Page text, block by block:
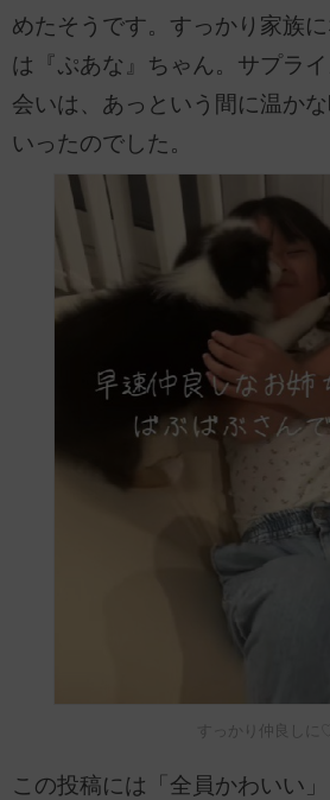
めたそうです。すっかり家族
は『ぷあな』ちゃん。サプラ
会いは、あっという間に温か
いったのでした。
すっかり仲良しに♡
この投稿には「全員かわいい